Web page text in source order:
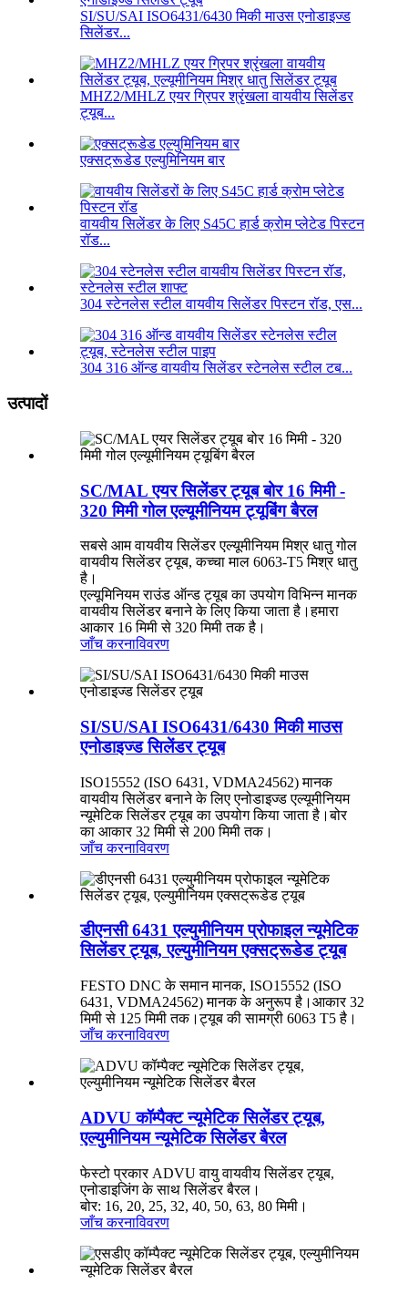
SI/SU/SAI ISO6431/6430 मिकी माउस एनोडाइज्ड
सिलेंडर...
MHZ2/MHLZ एयर ग्रिपर श्रृंखला वायवीय सिलेंडर
ट्यूब...
एक्सट्रूडेड एल्युमिनियम बार
वायवीय सिलेंडर के लिए S45C हार्ड क्रोम प्लेटेड पिस्टन
रॉड...
304 स्टेनलेस स्टील वायवीय सिलेंडर पिस्टन रॉड, एस...
304 316 ऑन्ड वायवीय सिलेंडर स्टेनलेस स्टील टब...
उत्पादों
SC/MAL एयर सिलेंडर ट्यूब बोर 16 मिमी -
320 मिमी गोल एल्यूमीनियम ट्यूबिंग बैरल
सबसे आम वायवीय सिलेंडर एल्यूमीनियम मिश्र धातु गोल
वायवीय सिलेंडर ट्यूब, कच्चा माल 6063-T5 मिश्र धातु
है।
एल्यूमिनियम राउंड ऑन्ड ट्यूब का उपयोग विभिन्न मानक
वायवीय सिलेंडर बनाने के लिए किया जाता है।हमारा
आकार 16 मिमी से 320 मिमी तक है।
जाँच करनाविवरण
SI/SU/SAI ISO6431/6430 मिकी माउस
एनोडाइज्ड सिलेंडर ट्यूब
ISO15552 (ISO 6431, VDMA24562) मानक
वायवीय सिलेंडर बनाने के लिए एनोडाइज्ड एल्यूमीनियम
न्यूमेटिक सिलेंडर ट्यूब का उपयोग किया जाता है।बोर
का आकार 32 मिमी से 200 मिमी तक।
जाँच करनाविवरण
डीएनसी 6431 एल्युमीनियम प्रोफाइल न्यूमेटिक
सिलेंडर ट्यूब, एल्युमीनियम एक्सट्रूडेड ट्यूब
FESTO DNC के समान मानक, ISO15552 (ISO
6431, VDMA24562) मानक के अनुरूप है।आकार 32
मिमी से 125 मिमी तक।ट्यूब की सामग्री 6063 T5 है।
जाँच करनाविवरण
ADVU कॉम्पैक्ट न्यूमेटिक सिलेंडर ट्यूब,
एल्युमीनियम न्यूमेटिक सिलेंडर बैरल
फेस्टो प्रकार ADVU वायु वायवीय सिलेंडर ट्यूब,
एनोडाइजिंग के साथ सिलेंडर बैरल।
बोर: 16, 20, 25, 32, 40, 50, 63, 80 मिमी।
जाँच करनाविवरण